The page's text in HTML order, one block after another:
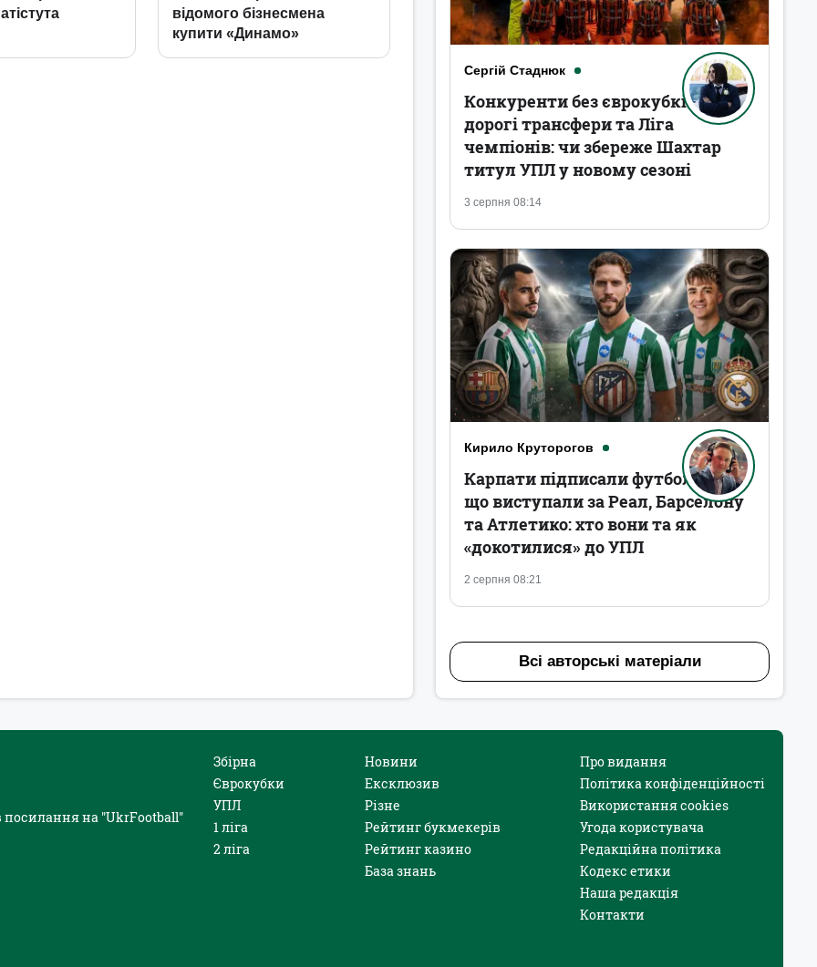
Сергій Стаднюк
3 серпня 08:14
Конкуренти без єврокубків,
дорогі трансфери та Ліга
чемпіонів: чи збереже Шахтар
титул УПЛ у новому сезоні
Кирило Круторогов
2 серпня 08:21
Карпати підписали футболістів,
що виступали за Реал, Барселону
та Атлетико: хто вони та як
«докотилися» до УПЛ
Всі авторські матеріали
посилання на "UkrFootball"
Збірна
Єврокубки
УПЛ
1 ліга
2 ліга
Новини
Ексклюзив
Різне
Рейтинг букмекерів
Рейтинг казино
База знань
Про видання
Політика конфіденційності
Використання cookies
Угода користувача
Редакційна політика
Кодекс етики
Наша редакція
Контакти